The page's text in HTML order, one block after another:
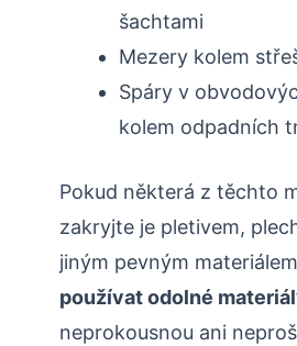
šachtami
Mezery kolem
Spáry ‍v‍
kolem​ odpadních
Pokud některá z ⁢těchto
zakryjte je⁣ pletivem,
jiným pevným
používat odolné​
neprokousnou ani